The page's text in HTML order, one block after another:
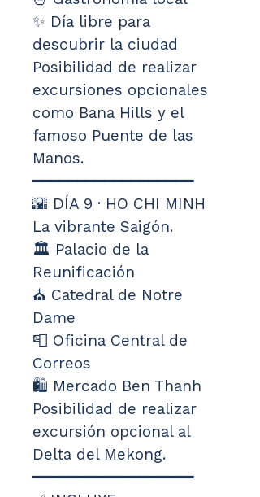
✨ Día libre para
descubrir la ciudad
Posibilidad de realizar
excursiones opcionales
como Bana Hills y el
famoso Puente de las
Manos.
━━━━━━━━━━━━━━━━━━
🌇 DÍA 9 · HO CHI MINH
La vibrante Saigón.
🏛️ Palacio de la
Reunificación
⛪ Catedral de Notre
Dame
📮 Oficina Central de
Correos
🛍️ Mercado Ben Thanh
Posibilidad de realizar
excursión opcional al
Delta del Mekong.
━━━━━━━━━━━━━━━━━━